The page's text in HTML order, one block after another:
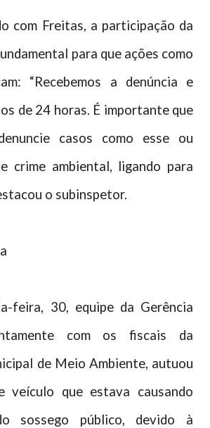
com Freitas, a participação da
para que ações como
“Recebemos a denúncia e
de 24 horas. É importante que
casos como esse ou
crime ambiental, ligando para
o subinspetor.
feira, 30, equipe da Gerência
com os fiscais da
de Meio Ambiente, autuou
veículo que estava causando
sossego público, devido à